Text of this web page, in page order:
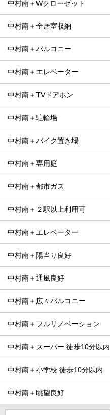
中村南＋Wクローゼット
中村南＋全居室収納
中村南＋バルコニー
中村南＋エレベーター
中村南＋TVドアホン
中村南＋駐輪場
中村南＋バイク置き場
中村南＋専用庭
中村南＋都市ガス
中村南＋２駅以上利用可
中村南＋エレベーター
中村南＋陽当り良好
中村南＋通風良好
中村南＋広々バルコニー
中村南＋フルリノベーション
中村南＋スーパー 徒歩10分以内
中村南＋小学校 徒歩10分以内
中村南＋眺望良好